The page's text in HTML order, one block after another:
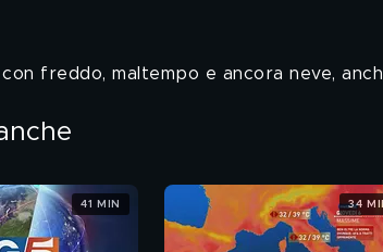
freddo, maltempo e ancora neve,
41 MIN 34